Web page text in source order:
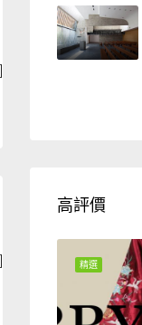
高評價
精選